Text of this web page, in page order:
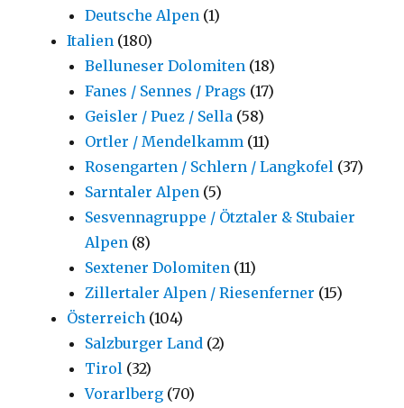
Deutsche Alpen (1)
Italien (180)
Belluneser Dolomiten (18)
Fanes / Sennes / Prags (17)
Geisler / Puez / Sella (58)
Ortler / Mendelkamm (11)
Rosengarten / Schlern / Langkofel (37)
Sarntaler Alpen (5)
Sesvennagruppe / Ötztaler & Stubaier
Alpen (8)
Sextener Dolomiten (11)
Zillertaler Alpen / Riesenferner (15)
Österreich (104)
Salzburger Land (2)
Tirol (32)
Vorarlberg (70)